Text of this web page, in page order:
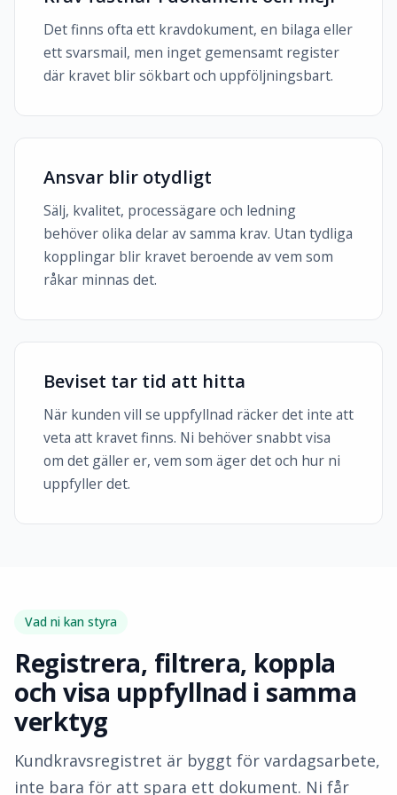
Det finns ofta ett kravdokument, en bilaga eller
ett svarsmail, men inget gemensamt register
där kravet blir sökbart och uppföljningsbart.
Ansvar blir otydligt
Sälj, kvalitet, processägare och ledning
behöver olika delar av samma krav. Utan tydliga
kopplingar blir kravet beroende av vem som
råkar minnas det.
Beviset tar tid att hitta
När kunden vill se uppfyllnad räcker det inte att
veta att kravet finns. Ni behöver snabbt visa
om det gäller er, vem som äger det och hur ni
uppfyller det.
Vad ni kan styra
Registrera, filtrera, koppla
och visa uppfyllnad i samma
verktyg
Kundkravsregistret är byggt för vardagsarbete,
inte bara för att spara ett dokument. Ni får